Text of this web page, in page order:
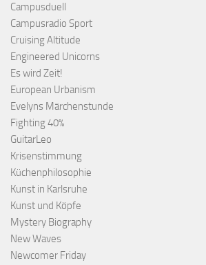
Campusduell
Campusradio Sport
Cruising Altitude
Engineered Unicorns
Es wird Zeit!
European Urbanism
Evelyns Märchenstunde
Fighting 40%
GuitarLeo
Krisenstimmung
Küchenphilosophie
Kunst in Karlsruhe
Kunst und Köpfe
Mystery Biography
New Waves
Newcomer Friday